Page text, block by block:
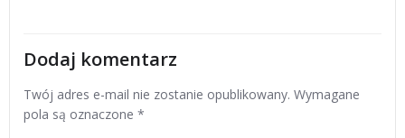
Dodaj komentarz
Twój adres e-mail nie zostanie opublikowany. Wymagane
pola są oznaczone *